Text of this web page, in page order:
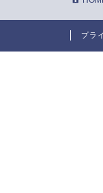
プラ